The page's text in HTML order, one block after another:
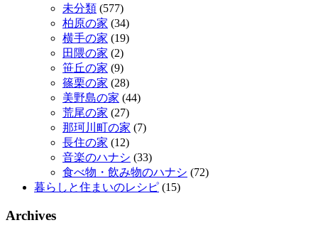
未分類 (577)
柏原の家 (34)
横手の家 (19)
田隈の家 (2)
笹丘の家 (9)
篠栗の家 (28)
美野島の家 (44)
荒尾の家 (27)
那珂川町の家 (7)
長住の家 (12)
音楽のハナシ (33)
食べ物・飲み物のハナシ (72)
暮らしと住まいのレシピ (15)
Archives